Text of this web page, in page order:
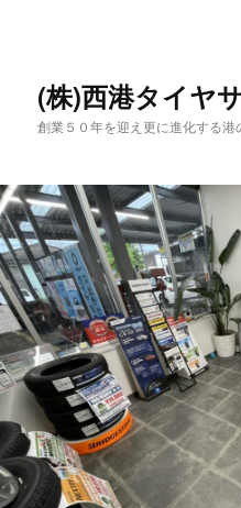
へ
移
動
移
動
(株)西港タイヤ
創業５０年を迎え更に進化する港